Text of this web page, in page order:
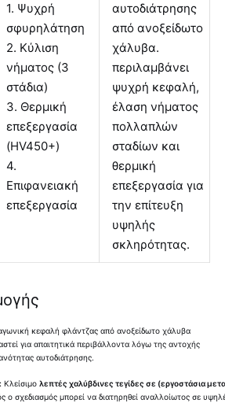
1. Ψυχρή
σφυρηλάτηση
2. Κύλιση
νήματος (3
στάδια)
3. Θερμική
επεξεργασία
(HV450+)
4.
Επιφανειακή
επεξεργασία
αυτοδιάτρησης
από ανοξείδωτο
χάλυβα.
περιλαμβάνει
ψυχρή κεφαλή,
έλαση νήματος
πολλαπλών
σταδίων και
θερμική
επεξεργασία για
την επίτευξη
υψηλής
σκληρότητας.
κεφαλή φλάντζας από ανοξείδωτο χάλυβα
για απαιτητικά περιβάλλοντα λόγω της αντοχής
αυτοδιάτρησης.
Κλείσιμολεπτές χαλύβδινες τεγίδες σε (εργοστάσια
ο σχεδιασμός μπορεί να διατηρηθεί αναλλοίωτος σε